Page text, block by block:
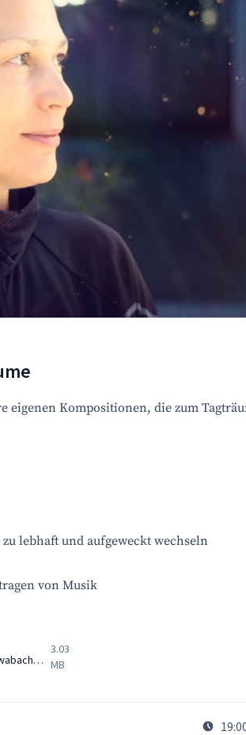
eigenen Kompositionen, die zum
lebhaft und aufgeweckt wechseln
von Musik
Plakat-SchwabachWeißenburg-April24.pdf
3.03
MB